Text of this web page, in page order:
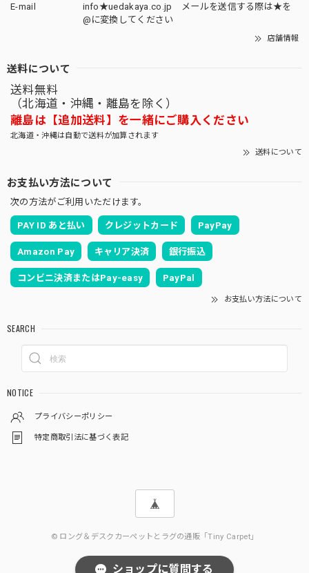
E-mail
info★uedakaya.co.jp メールを送信する際は★を
@に変換してください
店舗情報
送料について
送料無料
（北海道・沖縄・離島を除く）
離島は【追加送料】を一緒にご購入ください
北海道・沖縄は自動で送料が加算されます
送料について
お支払い方法について
次の方法がご利用いただけます。
PAY ID あと払い クレジットカード PayPay
Amazon Pay キャリア決済 銀行振込
コンビニ決済またはPay-easy PayPal
お支払い方法について
SEARCH
NOTICE
プライバシーポリシー
特定商取引法に基づく表記
© ロング＆デスクカーペットとラグの通販「Tiny Carpet」
ショップに質問する